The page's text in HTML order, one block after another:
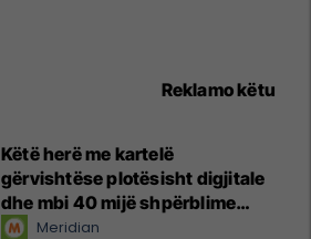
Reklamo këtu
Këtë herë me kartelë
gërvishtëse plotësisht digjitale
dhe mbi 40 mijë shpërblime
instant!Meridian